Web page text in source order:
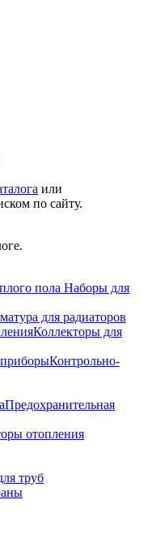
или
по сайту.
Наборы для
для радиаторов
Коллекторы для
Контрольно-
Предохранительная
отопления
труб